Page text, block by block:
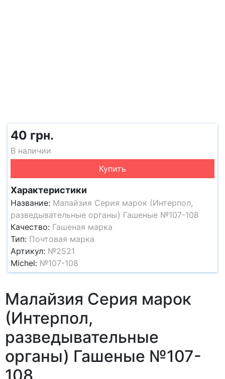
40 грн.
В наличии
Купить
Характеристики
Название: Малайзия Серия марок (Интерпол,
разведывательные органы) Гашеные №107-108
Качество: Гашеная марка
Тип: Почтовая марка
Артикул: №2521
Michel: №107-108
Малайзия Серия марок
(Интерпол,
разведывательные
органы) Гашеные №107-